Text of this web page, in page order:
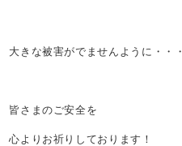
大きな被害がでませんように・・・
皆さまのご安全を
心よりお祈りしております！